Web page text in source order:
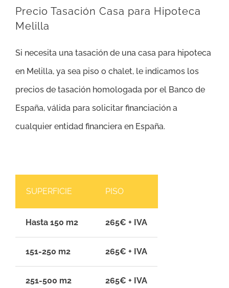
Precio Tasación Casa para Hipoteca
Melilla
Si necesita una tasación de una casa para hipoteca
en Melilla, ya sea piso o chalet, le indicamos los
precios de tasación homologada por el Banco de
España, válida para solicitar financiación a
cualquier entidad financiera en España.
SUPERFICIE PISO
Hasta 150 m2 265€ + IVA
151-250 m2 265€ + IVA
251-500 m2 265€ + IVA